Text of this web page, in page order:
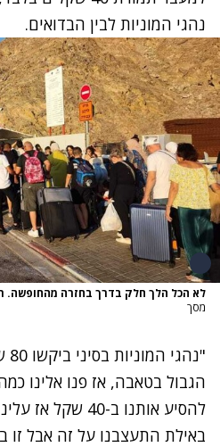
נהגי המוניות לבין הבדואים.
לא הכל הלך חלק בדרך בחזרה מהחופשה.
מסך
הגבול בטאבה, אז פנו אלינו
להסיע אותנו ב-40
באילת התעצבנו על זה אבל